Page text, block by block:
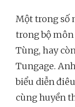
Một trong số
trong bộ
Tùng, hay
Tungage.
biểu diễn
cùng huyền